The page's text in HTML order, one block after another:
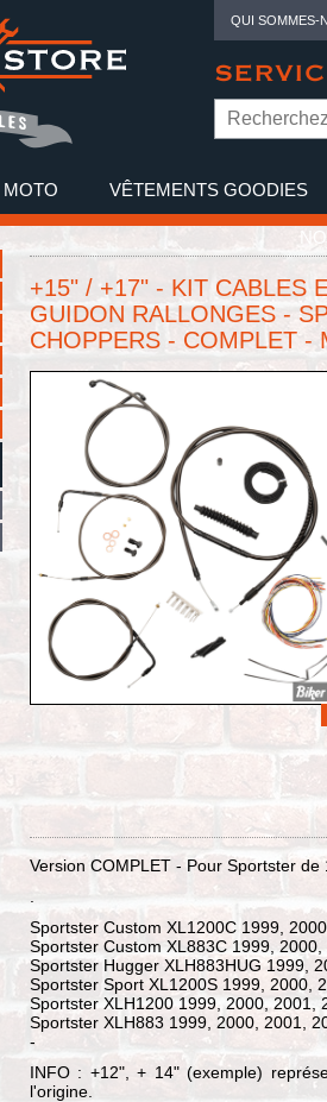
QUI SOMMES-
VÊTEMENTS GOODIES
+15" / +17" - KIT CABLES
GUIDON RALLONGES -
CHOPPERS - COMPLET -
Version COMPLET - Pour Sportster
Sportster Custom XL1200C 1999,
Sportster Custom XL883C 1999,
Sportster Hugger XLH883HUG 1999,
Sportster Sport XL1200S 1999, 2000,
Sportster XLH1200 1999, 2000, 2001,
Sportster XLH883 1999, 2000, 2001,
-
INFO : +12", + 14" (exemple)
l'origine.